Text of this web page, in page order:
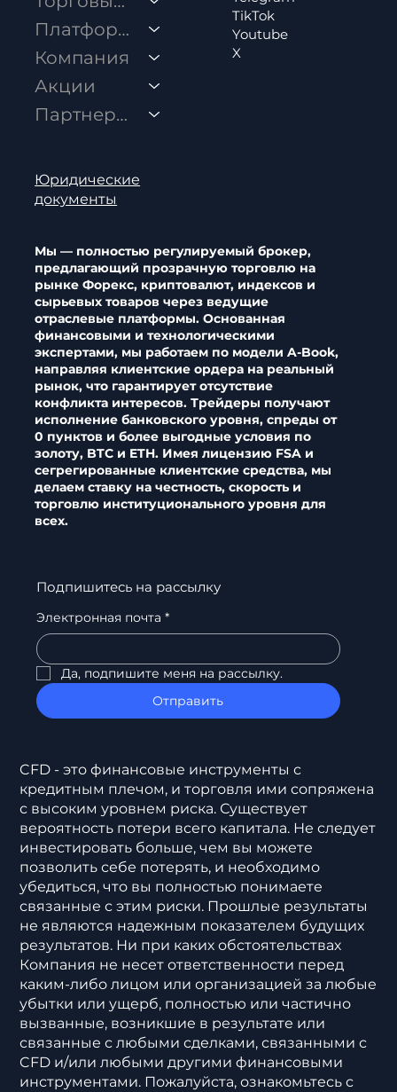
быстрые криптовалютные
транзакции в 99+ криптовалютах
Платформы
Компания
Акции
Партнерство
Юридические
документы
TikTok
Youtube
X
Мы — полностью регулируемый брокер,
предлагающий прозрачную торговлю на
рынке Форекс, криптовалют, индексов и
сырьевых товаров через ведущие
отраслевые платформы. Основанная
финансовыми и технологическими
экспертами, мы работаем по модели A-Book,
направляя клиентские ордера на реальный
рынок, что гарантирует отсутствие
конфликта интересов. Трейдеры получают
исполнение банковского уровня, спреды от
0 пунктов и более выгодные условия по
золоту, BTC и ETH. Имея лицензию FSA и
сегрегированные клиентские средства, мы
делаем ставку на честность, скорость и
торговлю институционального уровня для
всех.
Подпишитесь на рассылку
Электронная почта *
Да, подпишите меня на рассылку.
Отправить
CFD - это финансовые инструменты с
кредитным плечом, и торговля ими сопряжена
с высоким уровнем риска. Существует
вероятность потери всего капитала. Не следует
инвестировать больше, чем вы можете
позволить себе потерять, и необходимо
убедиться, что вы полностью понимаете
связанные с этим риски. Прошлые результаты
не являются надежным показателем будущих
результатов. Ни при каких обстоятельствах
Компания не несет ответственности перед
каким-либо лицом или организацией за любые
убытки или ущерб, полностью или частично
вызванные, возникшие в результате или
связанные с любыми сделками, связанными с
CFD и/или любыми другими финансовыми
инструментами. Пожалуйста, ознакомьтесь с